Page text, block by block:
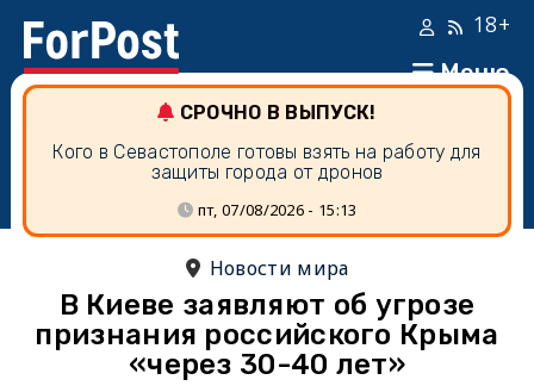
Меню
18+
СРОЧНО В ВЫПУСК!
Кого в Севастополе готовы взять на работу для
защиты города от дронов
пт, 07/08/2026 - 15:13
Новости мира
В Киеве заявляют об угрозе
признания российского Крыма
«через 30-40 лет»